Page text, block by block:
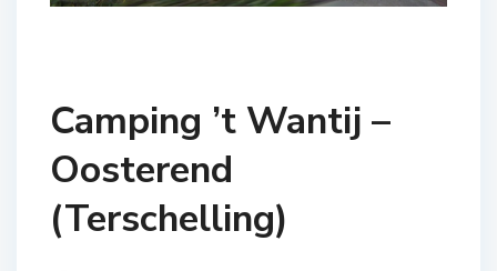
Camping ’t Wantij –
Oosterend
(Terschelling)